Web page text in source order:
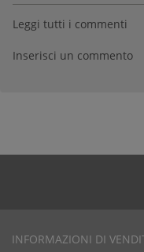
Leggi tutti i commenti
Inserisci un commento
INFORMAZIONI DI